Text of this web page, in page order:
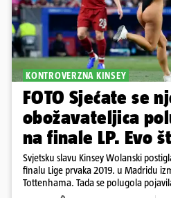
KONTROVERZNA KINSEY
FOTO Sjećate se
obožavateljica
na finale LP. Evo
Svjetsku slavu Kinsey Wolanski
finalu Lige prvaka 2019. u Madridu
Tottenhama. Tada se polugola
ju je lovila po travnjaku, a njezine